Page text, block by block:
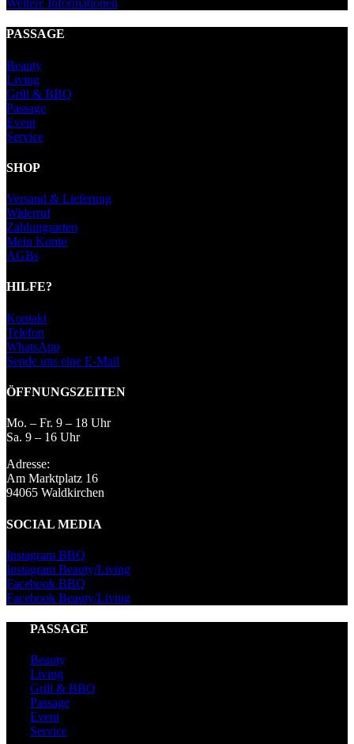
Weitere Informationen
PASSAGE
Beauty
Living
Grill & BBQ
Passage
Event
Service
SHOP
Versand & Lieferung
Widerruf
Zahlungsarten
Mein Konto
AGBs
HILFE?
Kontakt
Telefon
WhatsApp
Sende uns eine E-Mail
ÖFFNUNGSZEITEN
Mo. – Fr. 9 – 18 Uhr
Sa. 9 – 16 Uhr
Adresse:
Am Marktplatz 16
94065 Waldkirchen
SOCIAL MEDIA
Instagram BBQ
Instagram Beauty/Living
Facebook BBQ
Facebook Beauty/Living
PASSAGE
Beauty
Living
Grill & BBQ
Passage
Event
Service